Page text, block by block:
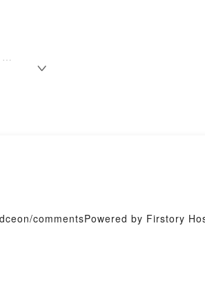
commentsPowered by Firstory